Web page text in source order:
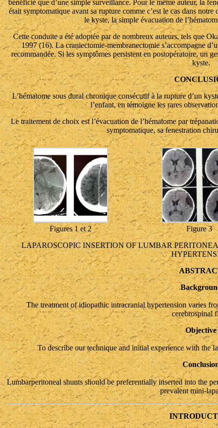
bénéficié que d’une simple surveillance. Pour le même auteur, la
était symptomatique avant sa rupture comme c’est le cas dans
le kyste, la simple évacuation de
Cette conduite a été adoptée par de nombreux auteurs, tels que
1997 (16). La craniectomie-membranectomie s’accompagne
recommandée. Si les symptômes persistent en postopératoire, un
kyste.
L’hématome sous dural chronique consécutif à la rupture d’un
l’enfant, en témoigne les rares
Le traitement de choix est l’évacuation de l’hématome par
symptomatique, sa fenestration
Figures 1 et 2
Figure 3
LAPAROSCOPIC INSERTION OF LUMBAR
The treatment of idiopathic intracranial hypertension varies
cerebrospinal
Objective
To describe our technique and initial experience with the
Lumbarperitoneal shunts should be preferentially inserted into the
prevalent mini-